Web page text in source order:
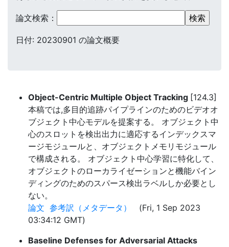
論文検索：
日付: 20230901 の論文概要
Object-Centric Multiple Object Tracking [124.3]
本稿では,多目的追跡パイプラインのためのビデオオ
ブジェクト中心モデルを提案する。 オブジェクト中
心のスロットを検出出力に適応するインデックスマ
ージモジュールと、オブジェクトメモリモジュール
で構成される。 オブジェクト中心学習に特化して、
オブジェクトのローカライゼーションと機能バイン
ディングのためのスパース検出ラベルしか必要とし
ない。
論文 参考訳（メタデータ）
(Fri, 1 Sep 2023
03:34:12 GMT)
Baseline Defenses for Adversarial Attacks